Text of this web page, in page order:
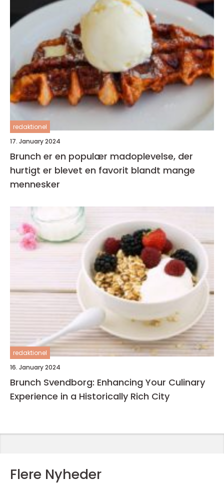
redaktionel
17. January 2024
Brunch er en populær madoplevelse, der
hurtigt er blevet en favorit blandt mange
mennesker
redaktionel
16. January 2024
Brunch Svendborg: Enhancing Your Culinary
Experience in a Historically Rich City
Flere Nyheder